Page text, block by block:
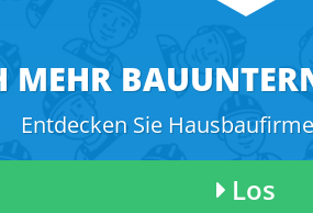
MEHR
Entdecken Sie
Los